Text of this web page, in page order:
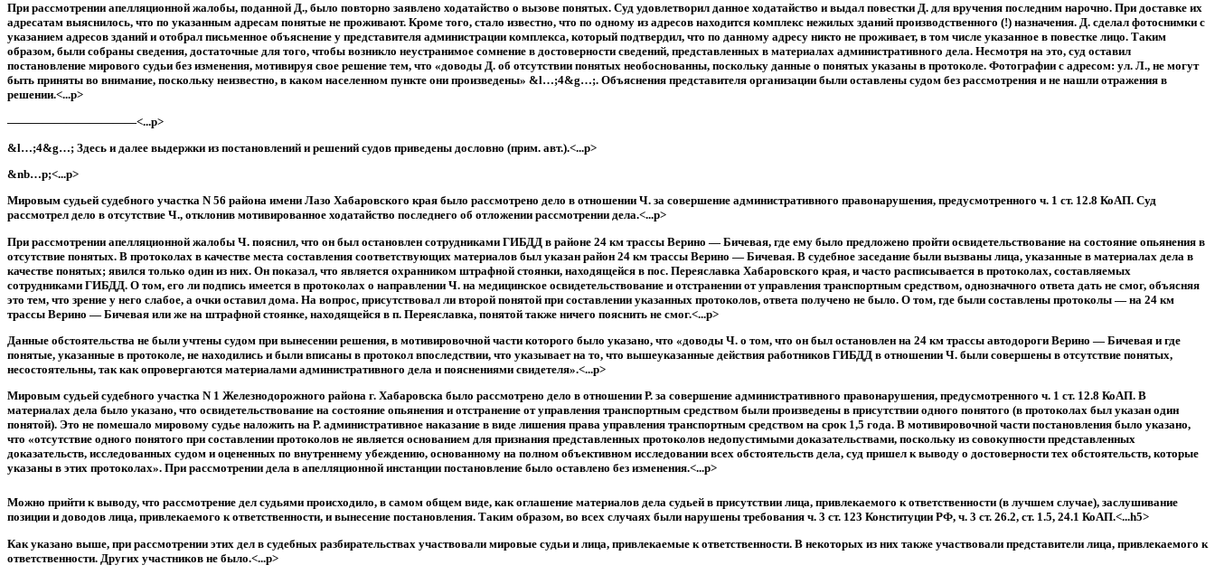
При рассмотрении апелляционной жалобы, поданной Д., было повторно заявлено ходатайство о вызове понятых. Суд удовлетворил данное ходатайство и выдал повестки Д. для вручения последним нарочно. При доставке их
адресатам выяснилось, что по указанным адресам понятые не проживают. Кроме того, стало известно, что по одному из адресов находится комплекс нежилых зданий производственного (!) назначения. Д. сделал фотоснимки с
указанием адресов зданий и отобрал письменное объяснение у представителя администрации комплекса, который подтвердил, что по данному адресу никто не проживает, в том числе указанное в повестке лицо. Таким
образом, были собраны сведения, достаточные для того, чтобы возникло неустранимое сомнение в достоверности сведений, представленных в материалах административного дела. Несмотря на это, суд оставил
постановление мирового судьи без изменения, мотивируя свое решение тем, что «доводы Д. об отсутствии понятых необоснованны, поскольку данные о понятых указаны в протоколе. Фотографии с адресом: ул. Л., не могут
быть приняты во внимание, поскольку неизвестно, в каком населенном пункте они произведены» &l…;4&g…;. Объяснения представителя организации были оставлены судом без рассмотрения и не нашли отражения в
решении.<...p>
———————————<...p>
&l…;4&g…; Здесь и далее выдержки из постановлений и решений судов приведены дословно (прим. авт.).<...p>
&nb…p;<...p>
Мировым судьей судебного участка N 56 района имени Лазо Хабаровского края было рассмотрено дело в отношении Ч. за совершение административного правонарушения, предусмотренного ч. 1 ст. 12.8 КоАП. Суд
рассмотрел дело в отсутствие Ч., отклонив мотивированное ходатайство последнего об отложении рассмотрении дела.<...p>
При рассмотрении апелляционной жалобы Ч. пояснил, что он был остановлен сотрудниками ГИБДД в районе 24 км трассы Верино — Бичевая, где ему было предложено пройти освидетельствование на состояние опьянения в
отсутствие понятых. В протоколах в качестве места составления соответствующих материалов был указан район 24 км трассы Верино — Бичевая. В судебное заседание были вызваны лица, указанные в материалах дела в
качестве понятых; явился только один из них. Он показал, что является охранником штрафной стоянки, находящейся в пос. Переяславка Хабаровского края, и часто расписывается в протоколах, составляемых
сотрудниками ГИБДД. О том, его ли подпись имеется в протоколах о направлении Ч. на медицинское освидетельствование и отстранении от управления транспортным средством, однозначного ответа дать не смог, объясняя
это тем, что зрение у него слабое, а очки оставил дома. На вопрос, присутствовал ли второй понятой при составлении указанных протоколов, ответа получено не было. О том, где были составлены протоколы — на 24 км
трассы Верино — Бичевая или же на штрафной стоянке, находящейся в п. Переяславка, понятой также ничего пояснить не смог.<...p>
Данные обстоятельства не были учтены судом при вынесении решения, в мотивировочной части которого было указано, что «доводы Ч. о том, что он был остановлен на 24 км трассы автодороги Верино — Бичевая и где
понятые, указанные в протоколе, не находились и были вписаны в протокол впоследствии, что указывает на то, что вышеуказанные действия работников ГИБДД в отношении Ч. были совершены в отсутствие понятых,
несостоятельны, так как опровергаются материалами административного дела и пояснениями свидетеля».<...p>
Мировым судьей судебного участка N 1 Железнодорожного района г. Хабаровска было рассмотрено дело в отношении Р. за совершение административного правонарушения, предусмотренного ч. 1 ст. 12.8 КоАП. В
материалах дела было указано, что освидетельствование на состояние опьянения и отстранение от управления транспортным средством были произведены в присутствии одного понятого (в протоколах был указан один
понятой). Это не помешало мировому судье наложить на Р. административное наказание в виде лишения права управления транспортным средством на срок 1,5 года. В мотивировочной части постановления было указано,
что «отсутствие одного понятого при составлении протоколов не является основанием для признания представленных протоколов недопустимыми доказательствами, поскольку из совокупности представленных
доказательств, исследованных судом и оцененных по внутреннему убеждению, основанному на полном объективном исследовании всех обстоятельств дела, суд пришел к выводу о достоверности тех обстоятельств, которые
указаны в этих протоколах». При рассмотрении дела в апелляционной инстанции постановление было оставлено без изменения.<...p>
Можно прийти к выводу, что рассмотрение дел судьями происходило, в самом общем виде, как оглашение материалов дела судьей в присутствии лица, привлекаемого к ответственности (в лучшем случае), заслушивание
позиции и доводов лица, привлекаемого к ответственности, и вынесение постановления. Таким образом, во всех случаях были нарушены требования ч. 3 ст. 123 Конституции РФ, ч. 3 ст. 26.2, ст. 1.5, 24.1 КоАП.<...h5>
Как указано выше, при рассмотрении этих дел в судебных разбирательствах участвовали мировые судьи и лица, привлекаемые к ответственности. В некоторых из них также участвовали представители лица, привлекаемого к
ответственности. Других участников не было.<...p>